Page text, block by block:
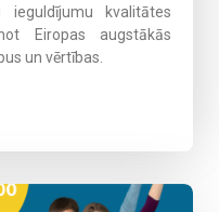
ieguldījumu kvalitātes
Eiropas augstākās
un vērtības.